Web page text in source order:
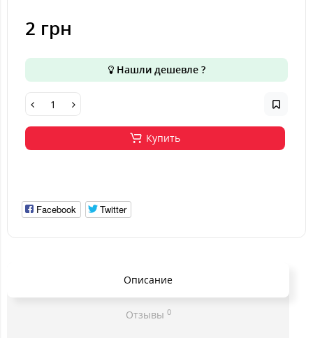
2 грн
Нашли дешевле ?
Купить
Facebook Twitter
Описание
Отзывы 0